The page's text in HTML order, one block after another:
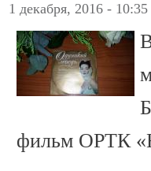
1 декабря, 2016 - 10:35
фильм ОРТК